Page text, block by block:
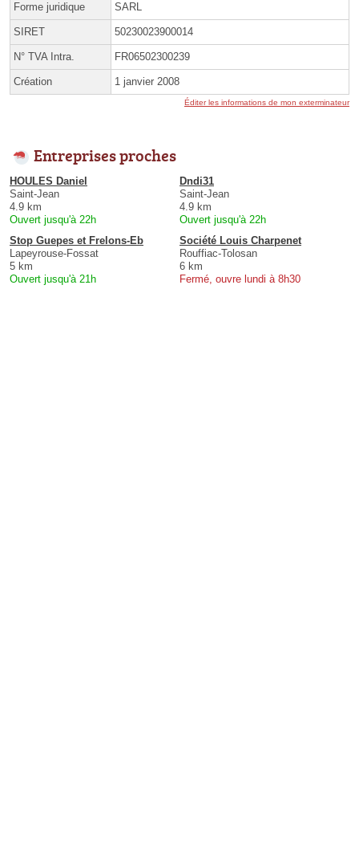
Forme juridique SARL
SIRET 50230023900014
N° TVA Intra. FR06502300239
Création 1 janvier 2008
Éditer les informations de mon exterminateur
Entreprises proches
HOULES Daniel
Saint-Jean
4.9 km
Ouvert jusqu'à 22h
Dndi31
Saint-Jean
4.9 km
Ouvert jusqu'à 22h
Stop Guepes et Frelons-Eb
Lapeyrouse-Fossat
5 km
Ouvert jusqu'à 21h
Société Louis Charpenet
Rouffiac-Tolosan
6 km
Fermé, ouvre lundi à 8h30